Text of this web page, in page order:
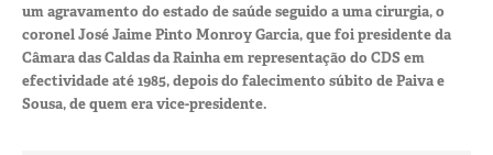
um agravamento do estado de saúde seguido a uma cirurgia, o
coronel José Jaime Pinto Monroy Garcia, que foi presidente da
Câmara das Caldas da Rainha em representação do CDS em
efectividade até 1985, depois do falecimento súbito de Paiva e
Sousa, de quem era vice-presidente.